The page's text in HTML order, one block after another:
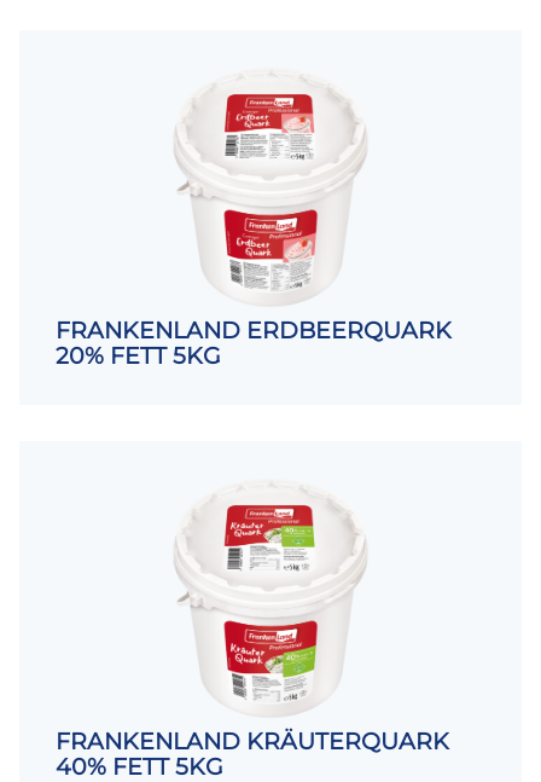
FRANKENLAND ERDBEERQUARK
20% FETT 5KG
FRANKENLAND KRÄUTERQUARK
40% FETT 5KG